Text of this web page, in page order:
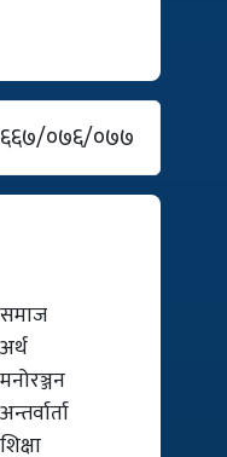
०७६/०७७
समाज
अर्थ
मनोरञ्जन
अन्तर्वार्ता
शिक्षा